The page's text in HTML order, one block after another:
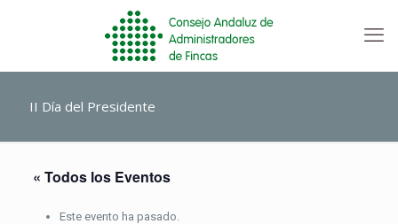
II Día del Presidente
« Todos los Eventos
Este evento ha pasado.